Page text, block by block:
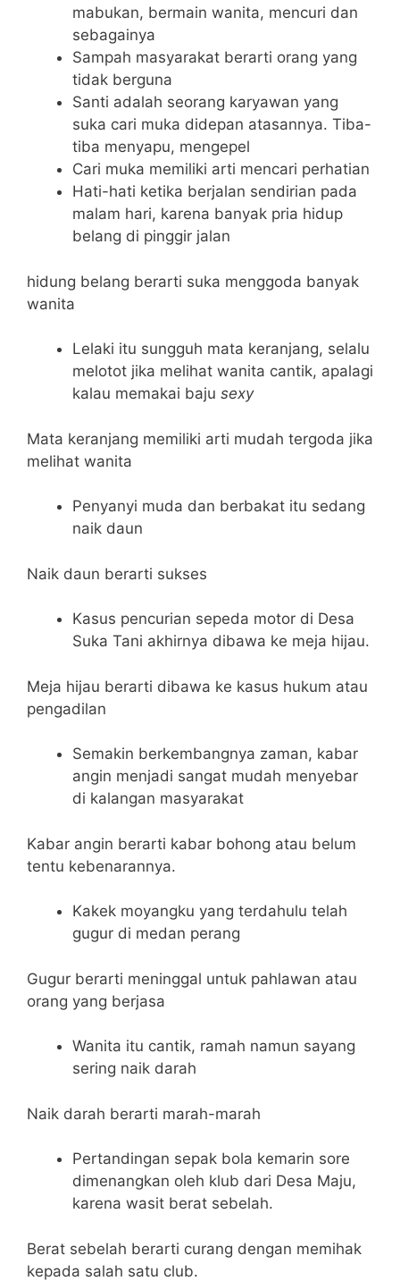
mabukan, bermain wanita, mencuri dan
sebagainya
Sampah masyarakat berarti orang yang
tidak berguna
Santi adalah seorang karyawan yang
suka cari muka didepan atasannya. Tiba-
tiba menyapu, mengepel
Cari muka memiliki arti mencari perhatian
Hati-hati ketika berjalan sendirian pada
malam hari, karena banyak pria hidup
belang di pinggir jalan
hidung belang berarti suka menggoda banyak
wanita
Lelaki itu sungguh mata keranjang, selalu
melotot jika melihat wanita cantik, apalagi
kalau memakai baju sexy
Mata keranjang memiliki arti mudah tergoda jika
melihat wanita
Penyanyi muda dan berbakat itu sedang
naik daun
Naik daun berarti sukses
Kasus pencurian sepeda motor di Desa
Suka Tani akhirnya dibawa ke meja hijau.
Meja hijau berarti dibawa ke kasus hukum atau
pengadilan
Semakin berkembangnya zaman, kabar
angin menjadi sangat mudah menyebar
di kalangan masyarakat
Kabar angin berarti kabar bohong atau belum
tentu kebenarannya.
Kakek moyangku yang terdahulu telah
gugur di medan perang
Gugur berarti meninggal untuk pahlawan atau
orang yang berjasa
Wanita itu cantik, ramah namun sayang
sering naik darah
Naik darah berarti marah-marah
Pertandingan sepak bola kemarin sore
dimenangkan oleh klub dari Desa Maju,
karena wasit berat sebelah.
Berat sebelah berarti curang dengan memihak
kepada salah satu club.